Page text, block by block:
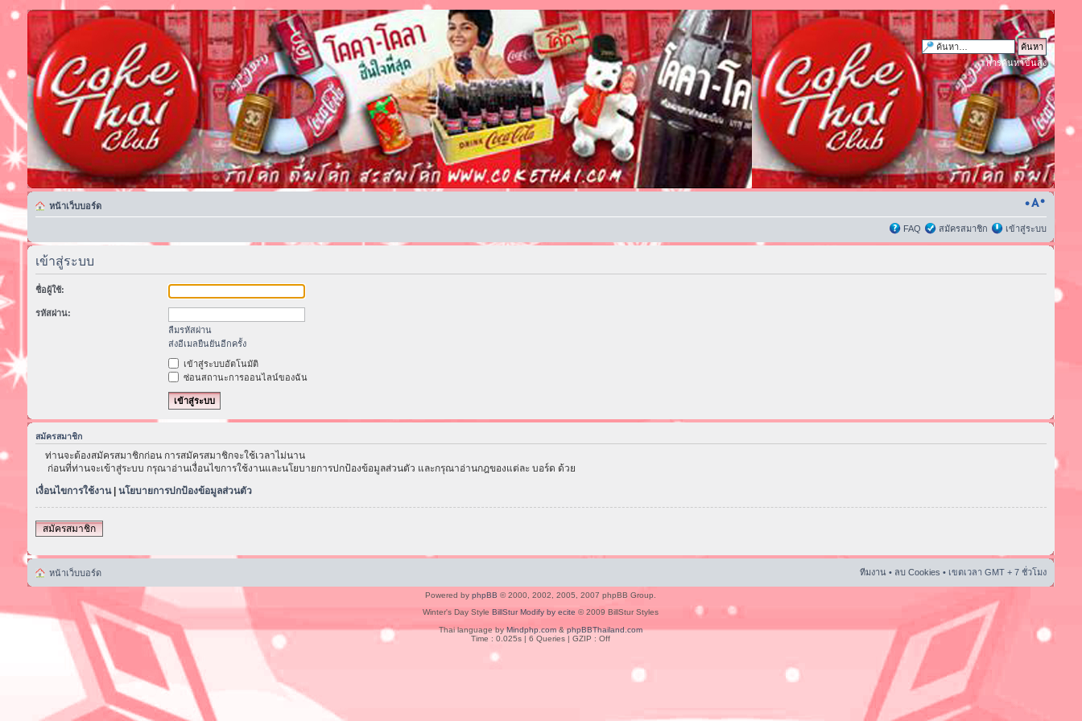
การค้นหาขั้นสูง
หน้าเว็บบอร์ด
FAQ สมัครสมาชิก เข้าสู่ระบบ
เข้าสู่ระบบ
ชื่อผู้ใช้:
รหัสผ่าน:
ลืมรหัสผ่าน
ส่งอีเมลยืนยันอีกครั้ง
เข้าสู่ระบบอัตโนมัติ
ซ่อนสถานะการออนไลน์ของฉัน
สมัครสมาชิก
ท่านจะต้องสมัครสมาชิกก่อน การสมัครสมาชิกจะใช้เวลาไม่นาน
ก่อนที่ท่านจะเข้าสู่ระบบ กรุณาอ่านเงื่อนไขการใช้งานและนโยบายการปกป้องข้อมูลส่วนตัว และกรุณาอ่านกฎของแต่ละ บอร์ด ด้วย
เงื่อนไขการใช้งาน| นโยบายการปกป้องข้อมูลส่วนตัว
สมัครสมาชิก
หน้าเว็บบอร์ด ทีมงาน • ลบ Cookies • เขตเวลา GMT + 7 ชั่วโมง
Powered byphpBB © 2000, 2002, 2005, 2007 phpBB Group.
Winter's Day StyleBillStur Modify by ecite © 2009 BillStur Styles
Thai language byMindphp.com&phpBBThailand.com
Time : 0.025s | 6 Queries | GZIP : Off